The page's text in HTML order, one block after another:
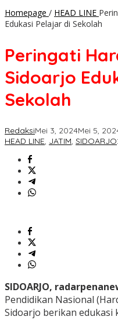
Homepage / HEAD LINE
Edukasi Pelajar di Sekolah
Peringati
Sidoarjo
Sekolah
RedaksiMei 3, 2024Mei 5,
HEAD LINE, JATIM, SIDOARJO
SIDOARJO,
Pendidikan Nasional
Sidoarjo berikan edukasi